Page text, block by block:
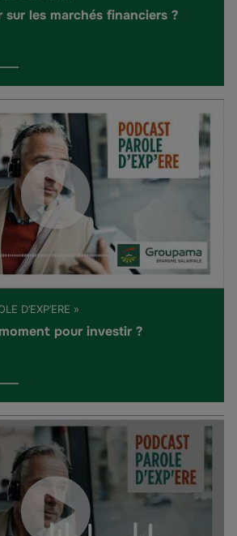
les marchés financiers ?
D’EXP’ERE »
pour investir ?